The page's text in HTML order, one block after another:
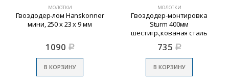
МОЛОТКИ
Гвоздодер-лом Hanskonner
мини, 250 x 23 x 9 мм
1090 Р
В КОРЗИНУ
МОЛОТКИ
Гвоздодер-монтировка
Sturm 400мм
шестигр.,кованая сталь
735 Р
В КОРЗИНУ